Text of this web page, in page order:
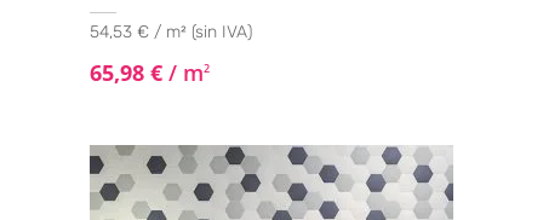
54,53 € / m² (sin IVA)
65,98 € / m2